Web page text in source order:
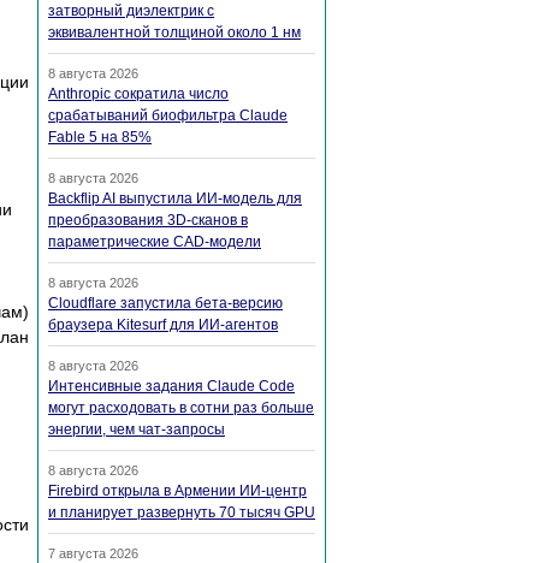
затворный диэлектрик с
эквивалентной толщиной около 1 нм
8 августа 2026
Anthropic сократила число
срабатываний биофильтра Claude
Fable 5 на 85%
8 августа 2026
Backflip AI выпустила ИИ-модель для
преобразования 3D-сканов в
параметрические CAD-модели
8 августа 2026
Cloudflare запустила бета-версию
браузера Kitesurf для ИИ-агентов
8 августа 2026
Интенсивные задания Claude Code
могут расходовать в сотни раз больше
энергии, чем чат-запросы
8 августа 2026
Firebird открыла в Армении ИИ-центр
и планирует развернуть 70 тысяч GPU
7 августа 2026